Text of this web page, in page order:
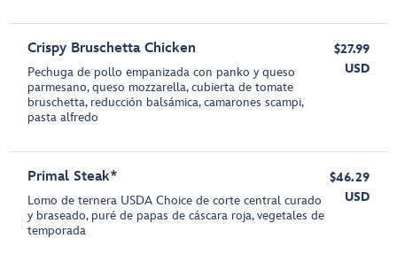
Crispy Bruschetta Chicken
Pechuga de pollo empanizada con panko y queso
parmesano, queso mozzarella, cubierta de tomate
bruschetta, reducción balsámica, camarones scampi,
pasta alfredo
$27.99
USD
Primal Steak*
Lomo de ternera USDA Choice de corte central curado
y braseado, puré de papas de cáscara roja, vegetales de
temporada
$46.29
USD